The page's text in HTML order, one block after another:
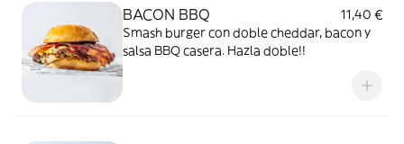
BACON BBQ
11,40 €
Smash burger con doble cheddar, bacon y
salsa BBQ casera. Hazla doble!!